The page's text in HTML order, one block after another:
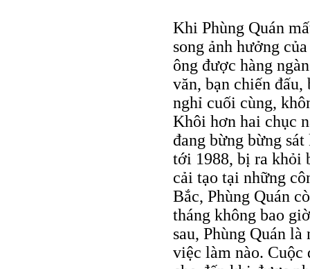
Khi Phùng Quán
song ảnh hưởng
ông được hàng
văn, bạn chiến đấu,
nghỉ cuối cùng,
Khôi hơn hai chục
đang bừng bừng
tới 1988, bị ra khỏi
cải tạo tại những
Bắc, Phùng Quán
tháng không bao
sau, Phùng Quán
việc làm nào. Cuộc